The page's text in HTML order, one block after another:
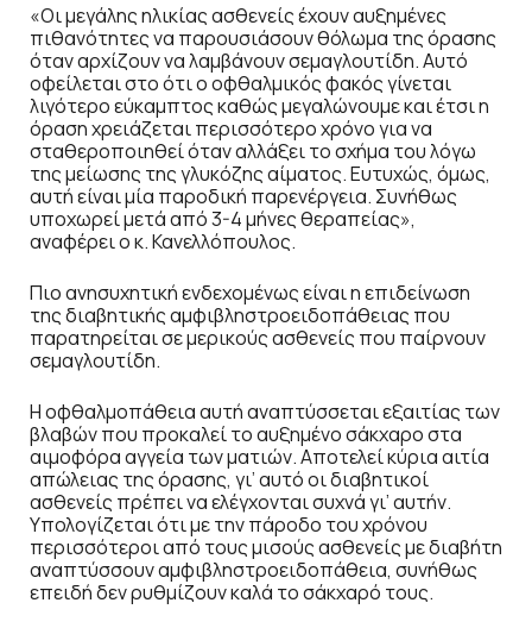
«Οι μεγάλης ηλικίας ασθενείς έχουν αυξημένες
πιθανότητες να παρουσιάσουν θόλωμα της όρασης
όταν αρχίζουν να λαμβάνουν σεμαγλουτίδη. Αυτό
οφείλεται στο ότι ο οφθαλμικός φακός γίνεται
λιγότερο εύκαμπτος καθώς μεγαλώνουμε και έτσι η
όραση χρειάζεται περισσότερο χρόνο για να
σταθεροποιηθεί όταν αλλάξει το σχήμα του λόγω
της μείωσης της γλυκόζης αίματος. Ευτυχώς, όμως,
αυτή είναι μία παροδική παρενέργεια. Συνήθως
υποχωρεί μετά από 3-4 μήνες θεραπείας»,
αναφέρει ο κ. Κανελλόπουλος.
Πιο ανησυχητική ενδεχομένως είναι η επιδείνωση
της διαβητικής αμφιβληστροειδοπάθειας που
παρατηρείται σε μερικούς ασθενείς που παίρνουν
σεμαγλουτίδη.
Η οφθαλμοπάθεια αυτή αναπτύσσεται εξαιτίας των
βλαβών που προκαλεί το αυξημένο σάκχαρο στα
αιμοφόρα αγγεία των ματιών. Αποτελεί κύρια αιτία
απώλειας της όρασης, γι’ αυτό οι διαβητικοί
ασθενείς πρέπει να ελέγχονται συχνά γι’ αυτήν.
Υπολογίζεται ότι με την πάροδο του χρόνου
περισσότεροι από τους μισούς ασθενείς με διαβήτη
αναπτύσσουν αμφιβληστροειδοπάθεια, συνήθως
επειδή δεν ρυθμίζουν καλά το σάκχαρό τους.